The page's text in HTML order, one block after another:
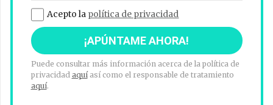
Acepto la política de privacidad
Puede consultar más información acerca de la política de
privacidad aquíasí como el responsable de tratamiento
aquí.